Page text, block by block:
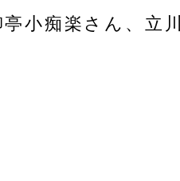
小痴楽さん、